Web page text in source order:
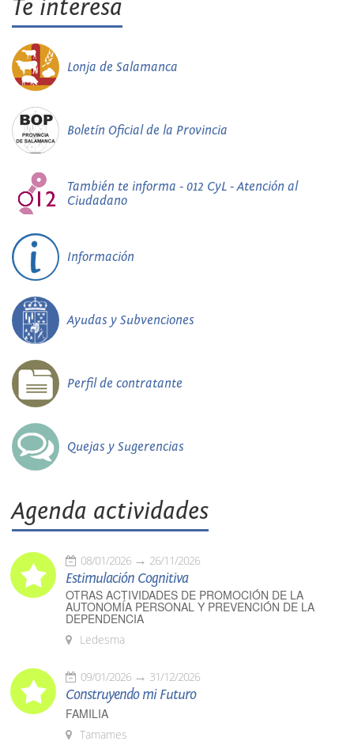
Te interesa
Lonja de Salamanca
Boletín Oficial de la Provincia
También te informa - 012 CyL - Atención al
Ciudadano
Información
Ayudas y Subvenciones
Perfil de contratante
Quejas y Sugerencias
Agenda actividades
08/01/2026 26/11/2026
Estimulación Cognitiva
OTRAS ACTIVIDADES DE PROMOCIÓN DE LA
AUTONOMÍA PERSONAL Y PREVENCIÓN DE LA
DEPENDENCIA
Ledesma
09/01/2026 31/12/2026
Construyendo mi Futuro
FAMILIA
Tamames